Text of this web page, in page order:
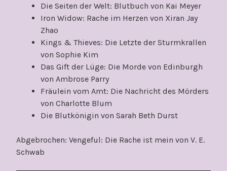
Die Seiten der Welt: Blutbuch von Kai Meyer
Iron Widow: Rache im Herzen von Xiran Jay
Zhao
Kings & Thieves: Die Letzte der Sturmkrallen
von Sophie Kim
Das Gift der Lüge: Die Morde von Edinburgh
von Ambrose Parry
Fräulein vom Amt: Die Nachricht des Mörders
von Charlotte Blum
Die Blutkönigin von Sarah Beth Durst
Abgebrochen: Vengeful: Die Rache ist mein von V. E.
Schwab